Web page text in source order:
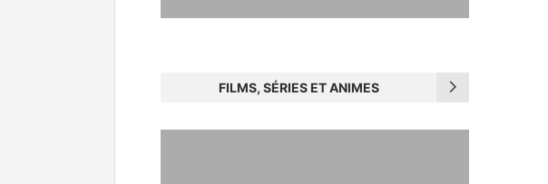
FILMS, SÉRIES ET ANIMES